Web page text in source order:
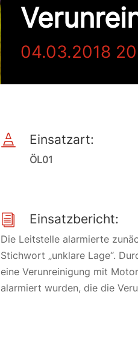
04.03.2018
 Einsatzart:
ÖL01
i Einsatzbericht:
Die Leitstelle alarmierte
Stichwort „unklare Lage“.
eine Verunreinigung mit
alarmiert wurden, die die